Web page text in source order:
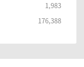
1,983
176,388